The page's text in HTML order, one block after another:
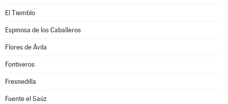
El Tiemblo
Espinosa de los Caballeros
Flores de Ávila
Fontiveros
Fresnedilla
Fuente el Saúz